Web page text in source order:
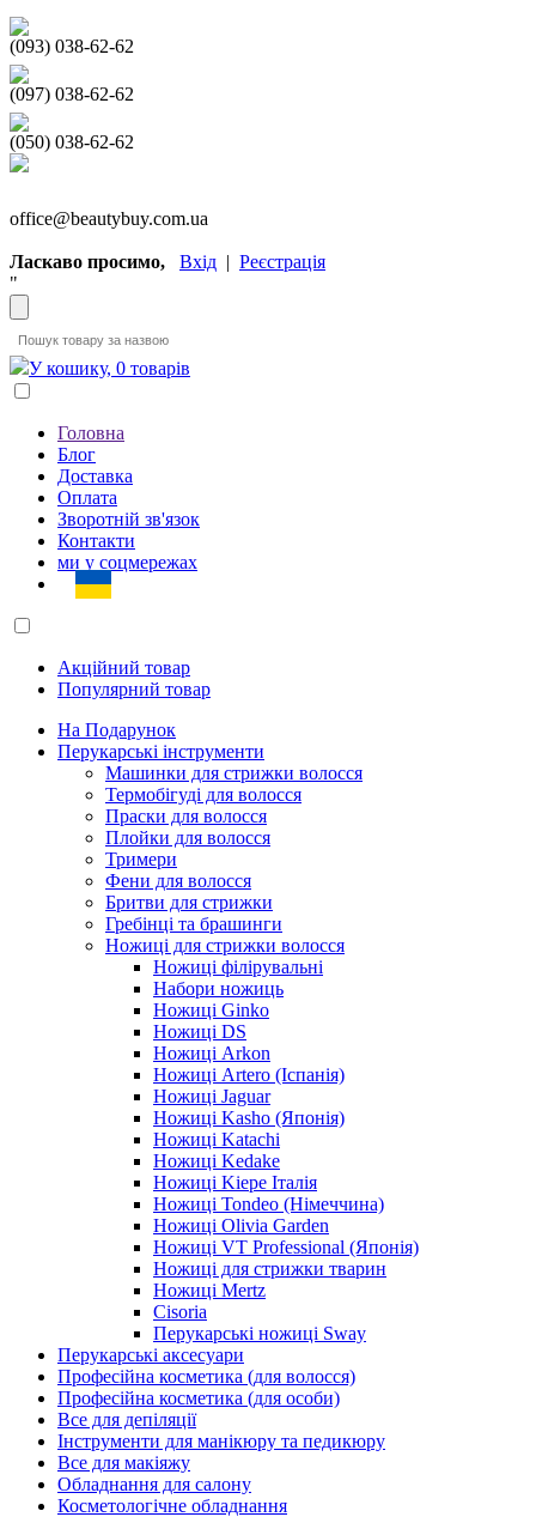
(093) 038-62-62
(097) 038-62-62
(050) 038-62-62
office@beautybuy.com.ua
Ласкаво просимо, Вхід | Реєстрація
"
У кошику, 0 товарів
Головна
Блог
Доставка
Оплата
Зворотній зв'язок
Контакти
ми у соцмережах
Акційний товар
Популярний товар
На Подарунок
Перукарські інструменти
Машинки для стрижки волосся
Термобігуді для волосся
Праски для волосся
Плойки для волосся
Тримери
Фени для волосся
Бритви для стрижки
Гребінці та брашинги
Ножиці для стрижки волосся
Ножиці філірувальні
Набори ножиць
Ножиці Ginko
Ножиці DS
Ножиці Arkon
Ножиці Artero (Іспанія)
Ножиці Jaguar
Ножиці Kasho (Японія)
Ножиці Katachi
Ножиці Kedake
Ножиці Kiepe Італія
Ножиці Tondeo (Німеччина)
Ножиці Olivia Garden
Ножиці VT Professional (Японія)
Ножиці для стрижки тварин
Ножиці Mertz
Cisoria
Перукарські ножиці Sway
Перукарські аксесуари
Професійна косметика (для волосся)
Професійна косметика (для особи)
Все для депіляції
Інструменти для манікюру та педикюру
Все для макіяжу
Обладнання для салону
Косметологічне обладнання